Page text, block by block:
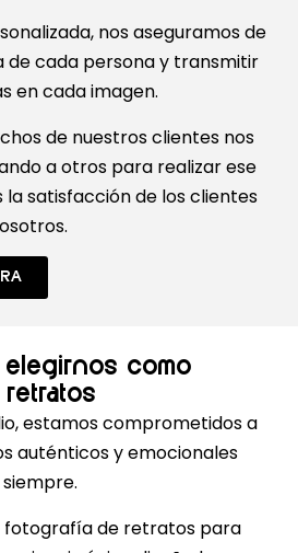
nos aseguramos de
de cada persona y transmitir
en cada imagen.
de nuestros clientes nos
a otros para realizar ese
la satisfacción de los clientes
elegirnos como
estamos comprometidos a
auténticos y emocionales
fotografía de retratos para